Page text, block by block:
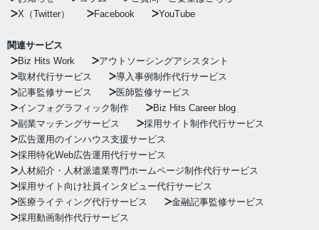
X（Twitter）
Facebook YouTube
関連サービス
Biz Hits Work
アウトソーシングアシスタント
取材代行サービス
導入事例制作代行サービス
記事監修サービス
医師監修サービス
インフォグラフィック制作
Biz Hits Career blog
副業マッチングサービス
採用サイト制作代行サービス
広告運用のインハウス支援サービス
採用特化Web広告運用代行サービス
人材紹介・人材派遣業専門ホームページ制作代行サービス
採用サイト向け社員インタビュー代行サービス
医療ライティング代行サービス
金融記事監修サービス
採用動画制作代行サービス